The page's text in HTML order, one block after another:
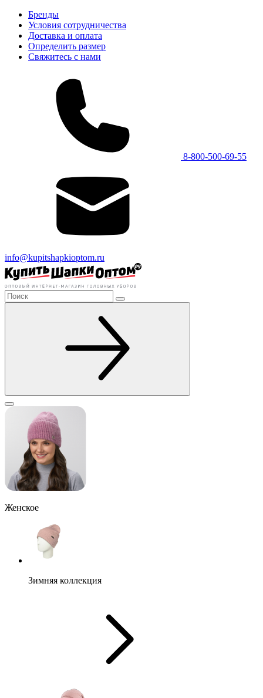
Бренды
Условия сотрудничества
Доставка и оплата
Определить размер
Свяжитесь с нами
8-800-500-69-55
info@kupitshapkioptom.ru
Женское
Зимняя коллекция